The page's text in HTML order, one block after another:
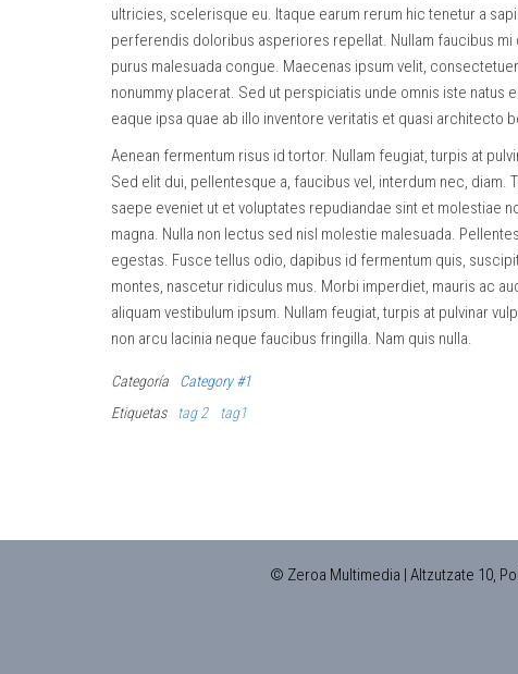
ultricies, scelerisque eu. Itaque earum rerum hic tenetur a
perferendis doloribus asperiores repellat. Nullam faucibus
purus malesuada congue. Maecenas ipsum velit,
nonummy placerat. Sed ut perspiciatis unde omnis iste natus
eaque ipsa quae ab illo inventore veritatis et quasi architecto
Aenean fermentum risus id tortor. Nullam feugiat, turpis at
Sed elit dui, pellentesque a, faucibus vel, interdum nec,
saepe eveniet ut et voluptates repudiandae sint et molestiae
magna. Nulla non lectus sed nisl molestie malesuada.
egestas. Fusce tellus odio, dapibus id fermentum quis,
montes, nascetur ridiculus mus. Morbi imperdiet, mauris ac
aliquam vestibulum ipsum. Nullam feugiat, turpis at pulvinar
non arcu lacinia neque faucibus fringilla. Nam quis nulla.
Categoría
Category #1
Etiquetas
tag 2 tag1
© Zeroa Multimedia | Altzutzate 10,